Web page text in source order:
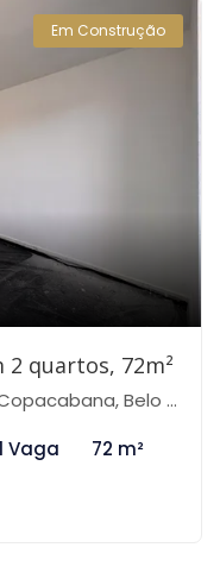
Em Construção
quartos, 72m²
Belo Horizonte-MG
Vaga 72 m²